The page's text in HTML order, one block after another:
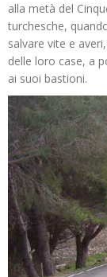
alla metà del
turchesche,
salvare vite e
delle loro case, a
ai suoi bastioni.